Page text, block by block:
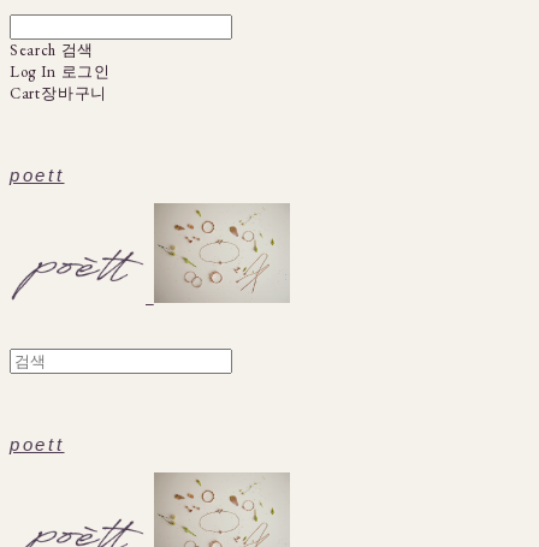
Search 검색
Log In 로그인
Cart장바구니
poett
poett